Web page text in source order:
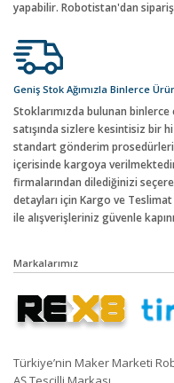
yapabilir. Robotistan'dan
Geniş Stok Ağımızla Binlerce
Stoklarımızda bulunan
satışında sizlere kesintisiz bir
standart gönderim
içerisinde kargoya
firmalarından dilediğinizi
detayları için Kargo ve
ile alışverişleriniz güvenle
Markalarımız
Türkiye’nin Maker Marketi